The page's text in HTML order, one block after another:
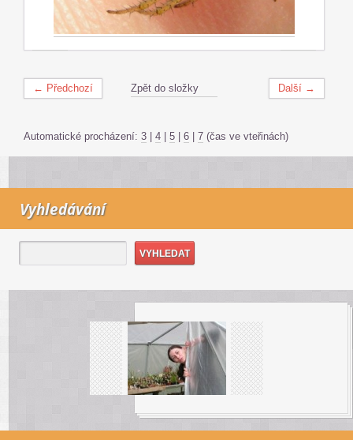
← Předchozí Další →
Zpět do složky
Automatické procházení: 3 | 4 | 5 | 6 | 7 (čas ve vteřinách)
Vyhledávání